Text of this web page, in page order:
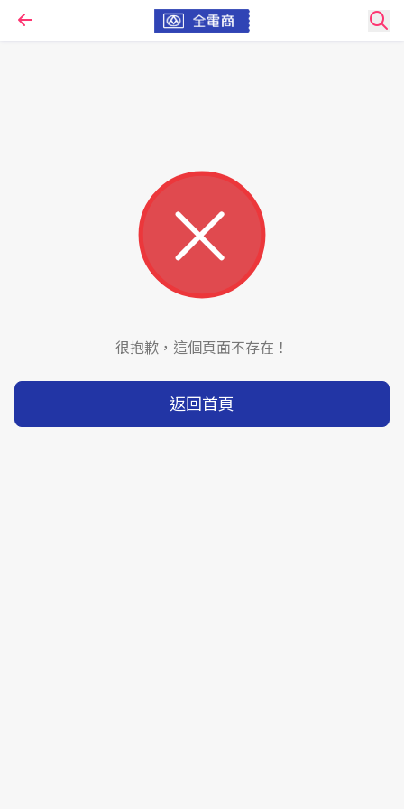
很抱歉，這個頁面不存在！
返回首頁